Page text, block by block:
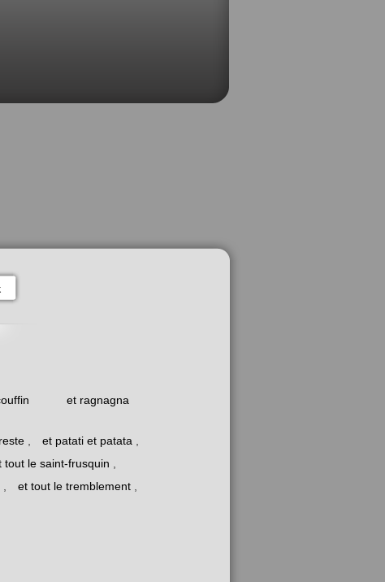
et ragnagna
et patati et patata
tout le saint-frusquin
et tout le tremblement